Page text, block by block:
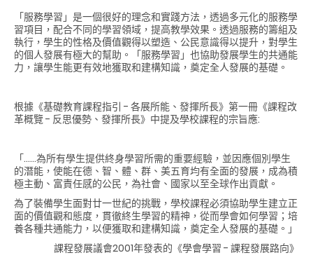
「服務學習」是一個很好的理念和實踐方法，透過多元化的服務學
習項目，配合不同的學習領域，提高教學效果。透過服務的籌組及
執行，學生的性格及價值觀得以塑造、公民意識得以提升，對學生
的個人發展有極大的幫助。「服務學習」也協助發展學生的共通能
力，讓學生能更有效地獲取和建構知識，奠定全人發展的基礎。
根據《基礎教育課程指引 - 各展所能、發揮所長》第一冊《課程改
革概覽 - 反思優勢、發揮所長》中提及學校課程的宗旨應:
「……為所有學生提供終身學習所需的重要經驗，並因應個別學生
的潛能，使能在德、智、體、群、美五育均有全面的發展，成為積
極主動、富責任感的公民，為社會、國家以至全球作出貢獻。
為了裝備學生面對廿一世紀的挑戰，學校課程必須協助學生建立正
面的價值觀和態度，貫徹終生學習的精神，從而學會如何學習；培
養各種共通能力，以便獲取和建構知識，奠定全人發展的基礎。」
課程發展議會2001年發表的《學會學習 - 課程發展路向》